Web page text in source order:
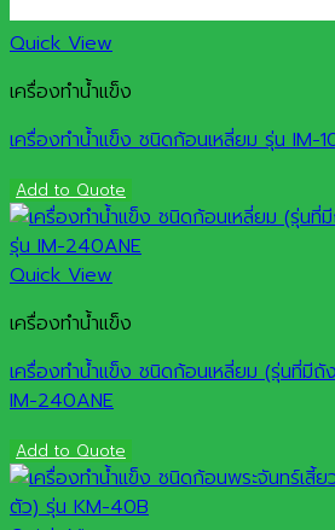
Quick View
เครื่องทำน้ำแข็ง
เครื่องทำน้ำแข็ง ชนิดก้อนเหลี่ยม รุ่น IM-
Add to Quote
Quick View
เครื่องทำน้ำแข็ง
เครื่องทำน้ำแข็ง ชนิดก้อนเหลี่ยม (รุ่นที่มีถั
IM-240ANE
Add to Quote